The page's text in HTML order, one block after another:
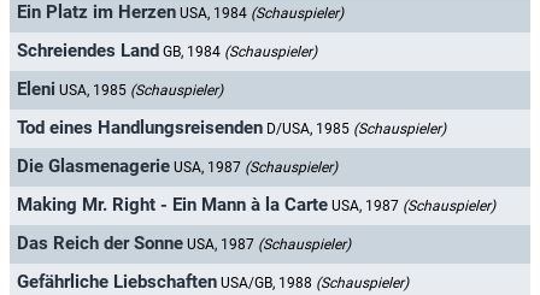
Ein Platz im Herzen USA, 1984 (Schauspieler)
Schreiendes Land GB, 1984 (Schauspieler)
Eleni USA, 1985 (Schauspieler)
Tod eines Handlungsreisenden D/USA, 1985 (Schauspieler)
Die Glasmenagerie USA, 1987 (Schauspieler)
Making Mr. Right - Ein Mann à la Carte USA, 1987 (Schauspieler)
Das Reich der Sonne USA, 1987 (Schauspieler)
Gefährliche Liebschaften USA/GB, 1988 (Schauspieler)